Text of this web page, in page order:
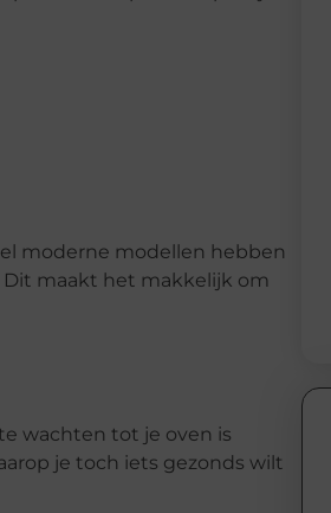
moderne modellen hebben
maakt het makkelijk om
wachten tot je oven is
je toch iets gezonds wilt